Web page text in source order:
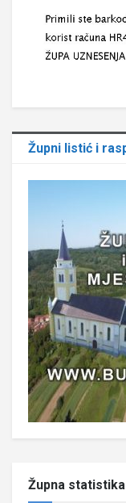
Župni listić i
Župna statistika